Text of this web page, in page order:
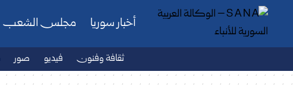
أخبار سوريا مجلس الشعب
ثقافة وفنون فيديو صور